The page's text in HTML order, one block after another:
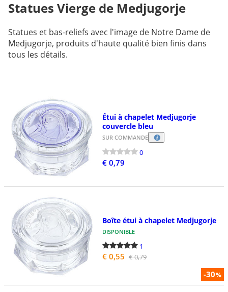
Statues Vierge de Medjugorje
Statues et bas-reliefs avec l'image de Notre Dame de
Medjugorje, produits d'haute qualité bien finis dans
tous les détails.
Étui à chapelet Medjugorje
couvercle bleu
SUR COMMANDE
0
€ 0,79
-30%
Boîte étui à chapelet Medjugorje
DISPONIBLE
1
€ 0,55 € 0,79